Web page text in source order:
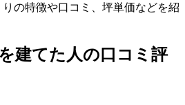
の特徴や口コミ、坪単価などを紹
建てた人の口コミ評